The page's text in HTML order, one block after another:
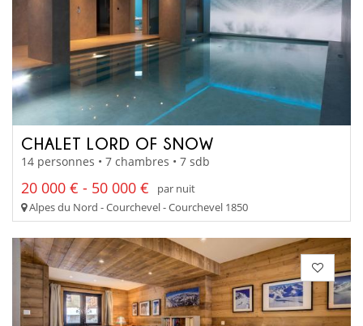
CHALET LORD OF SNOW
14 personnes • 7 chambres • 7 sdb
20 000 € - 50 000 €
par nuit
Alpes du Nord - Courchevel - Courchevel 1850